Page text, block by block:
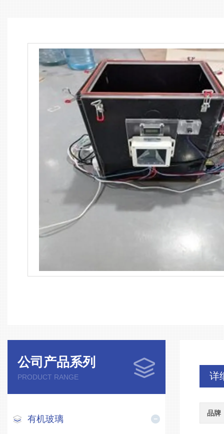
公司产品系列
PRODUCT RANGE
有机玻璃
详
品牌